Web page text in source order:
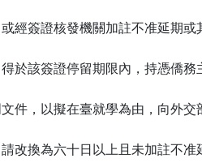
經簽證核發機關加註不准延期或
於該簽證停留期限內，持憑僑務
件，以擬在臺就學為由，向外交
改換為六十日以上且未加註不准